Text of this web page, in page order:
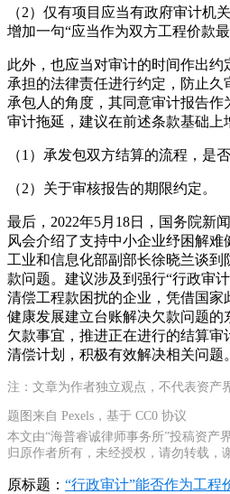
（2）仅有项目应当有政府审计机
增加一句“应当作为双方工程价款最
此外，也应当对审计的时间作出
承担的法律责任进行约定，防止
承包人的角度，其同意审计报告作
审计拖延，建议在前述条款基础上
（1）承发包双方结算的流程，是
（2）关于审核报告的期限约定。
最后，2022年5月18日，国务院新
风会介绍了支持中小企业纾困解难
工业和信息化部副部长徐晓兰谈
款问题。建议涉及到强行“行政审
清偿工程款困扰的企业，凭借国
健康发展建立台账解决欠款问题的
欠款事宜，推进正在进行的结算审
清偿计划，积极有效解决相关问题。
注：文章为作者独立观点，不代表资产
题图来自 Pexels，基于 CC0 协议
本文由“海普睿诚律师事务所”投稿资产
归原作者所有，未经授权，请勿转载，
原标题： “行政审计”能否作为工程